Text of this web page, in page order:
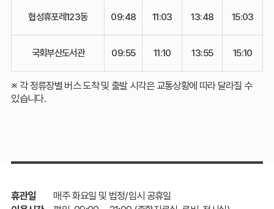
협성휴포레123동 09:48 11:03 13:48 15:03
국회부산도서관 09:55 11:10 13:55 15:10
※ 각 정류장별 버스 도착 및 출발 시각은 교통상황에 따라 달라질 수
있습니다.
휴관일
매주 화요일 및 법정/임시 공휴일